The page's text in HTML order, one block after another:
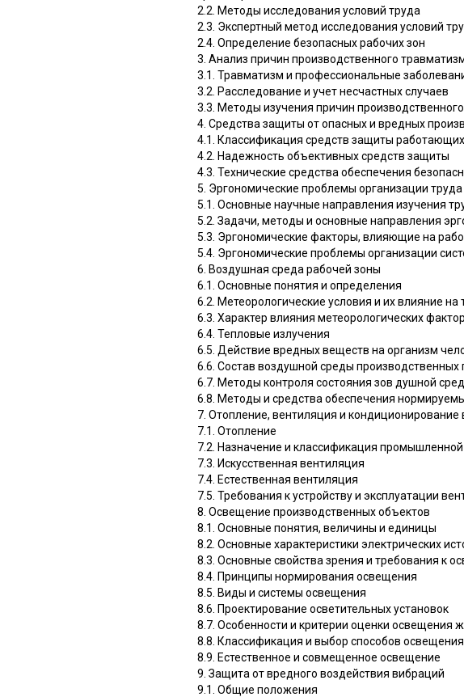
2.2. Методы исследования условий труда
2.3. Экспертный метод исследования условий
2.4. Определение безопасных рабочих зон
3. Анализ причин производственного
3.1. Травматизм и профессиональные
3.2. Расследование и учет несчастных случаев
3.3. Методы изучения причин
4. Средства защиты от опасных и вредных
4.1. Классификация средств защиты
4.2. Надежность объективных средств защиты
4.3. Технические средства обеспечения
5. Эргономические проблемы организации труда
5.1. Основные научные направления изучения
5.2. Задачи, методы и основные направления
5.3. Эргономические факторы, влияющие на
5.4. Эргономические проблемы организации
6. Воздушная среда рабочей зоны
6.1. Основные понятия и определения
6.2. Метеорологические условия и их влияние
6.3. Характер влияния метеорологических
6.4. Тепловые излучения
6.5. Действие вредных веществ на организм
6.6. Состав воздушной среды
6.7. Методы контроля состояния зов душной
6.8. Методы и средства обеспечения
7. Отопление, вентиляция и кондиционирование
7.1. Отопление
7.2. Назначение и классификация
7.3. Искусственная вентиляция
7.4. Естественная вентиляция
7.5. Требования к устройству и эксплуатации
8. Освещение производственных объектов
8.1. Основные понятия, величины и единицы
8.2. Основные характеристики электрических
8.3. Основные свойства зрения и требования к
8.4. Принципы нормирования освещения
8.5. Виды и системы освещения
8.6. Проектирование осветительных установок
8.7. Особенности и критерии оценки освещения
8.8. Классификация и выбор способов
8.9. Естественное и совмещенное освещение
9. Защита от вредного воздействия вибраций
9.1. Общие положения